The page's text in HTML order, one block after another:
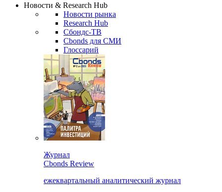
Новости & Research Hub
Новости рынка
Research Hub
Сбондс-ТВ
Cbonds для СМИ
Глоссарий
Журнал
Cbonds Review
ежеквартальный аналитический журнал